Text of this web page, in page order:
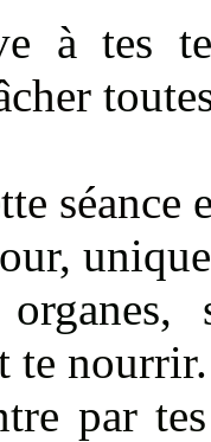
à tes
séance
te nourrir.
par